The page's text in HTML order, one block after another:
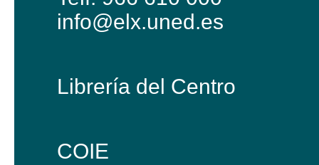
info@elx.uned.es
Librería del Centro
COIE